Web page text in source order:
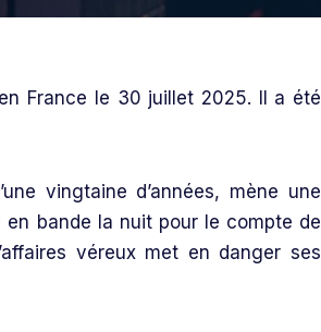
France le 30 juillet 2025. Il a été
vingtaine d’années, mène une
bande la nuit pour le compte de
véreux met en danger ses